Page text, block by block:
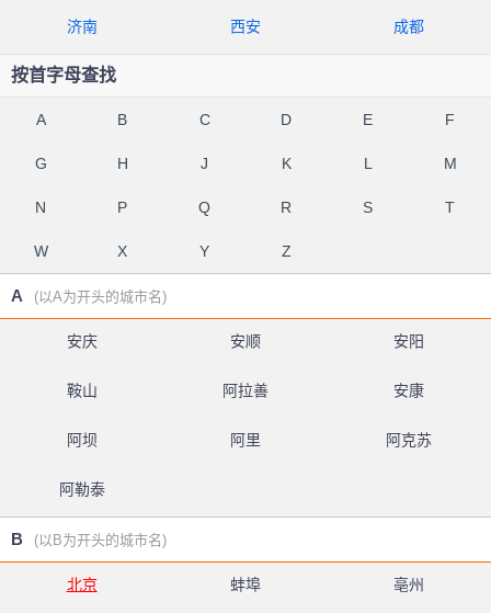
济南 西安 成都
按首字母查找
A B C D E F
G H J K L M
N P Q R S T
W X Y Z
A (以A为开头的城市名)
安庆 安顺 安阳
鞍山 阿拉善 安康
阿坝 阿里 阿克苏
阿勒泰
B (以B为开头的城市名)
北京 蚌埠 亳州